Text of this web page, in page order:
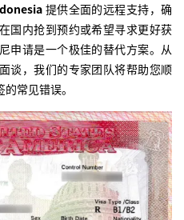
提供全面的远程支持，确
国内抢到预约或希望寻求更好获
申请是一个极佳的替代方案。从
谈，我们的专家团队将帮助您顺
常见错误。